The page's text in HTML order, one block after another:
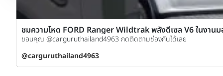
ชมความโหด FORD Ranger Wildtrak พลังดีเซล V6 ในงานม
ขอบคุณ @carguruthailand4963 กดติดตามช่องกันได้เลย
@carguruthailand4963